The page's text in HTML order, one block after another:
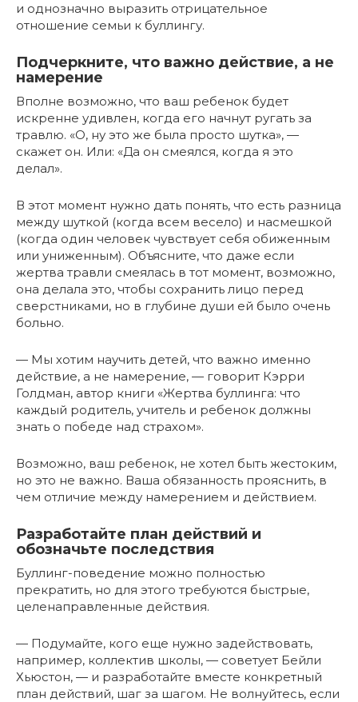
и однозначно выразить отрицательное
отношение семьи к буллингу.
Подчеркните, что важно действие, а не
намерение
Вполне возможно, что ваш ребенок будет
искренне удивлен, когда его начнут ругать за
травлю. «О, ну это же была просто шутка», —
скажет он. Или: «Да он смеялся, когда я это
делал».
В этот момент нужно дать понять, что есть разница
между шуткой (когда всем весело) и насмешкой
(когда один человек чувствует себя обиженным
или униженным). Объясните, что даже если
жертва травли смеялась в тот момент, возможно,
она делала это, чтобы сохранить лицо перед
сверстниками, но в глубине души ей было очень
больно.
— Мы хотим научить детей, что важно именно
действие, а не намерение, — говорит Кэрри
Голдман, автор книги «Жертва буллинга: что
каждый родитель, учитель и ребенок должны
знать о победе над страхом».
Возможно, ваш ребенок, не хотел быть жестоким,
но это не важно. Ваша обязанность прояснить, в
чем отличие между намерением и действием.
Разработайте план действий и
обозначьте последствия
Буллинг-поведение можно полностью
прекратить, но для этого требуются быстрые,
целенаправленные действия.
— Подумайте, кого еще нужно задействовать,
например, коллектив школы, — советует Бейли
Хьюстон, ― и разработайте вместе конкретный
план действий, шаг за шагом. Не волнуйтесь, если